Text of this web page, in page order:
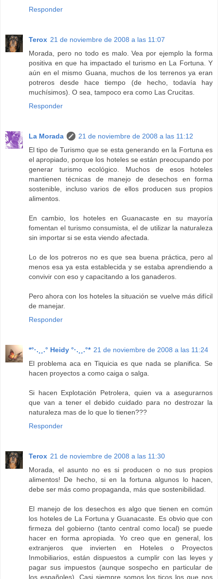
Responder
Terox 21 de noviembre de 2008 a las 11:07
Morada, pero no todo es malo. Vea por ejemplo la forma
positiva en que ha impactado el turismo en La Fortuna. Y
aún en el mismo Guana, muchos de los terrenos ya eran
potreros desde hace tiempo (de hecho, todavía hay
muchísimos). O sea, tampoco era como Las Crucitas.
Responder
La Morada
21 de noviembre de 2008 a las 11:12
El tipo de Turismo que se esta generando en la Fortuna es
el apropiado, porque los hoteles se están preocupando por
generar turismo ecológico. Muchos de esos hoteles
mantienen técnicas de manejo de desechos en forma
sostenible, incluso varios de ellos producen sus propios
alimentos.
En cambio, los hoteles en Guanacaste en su mayoría
fomentan el turismo consumista, el de utilizar la naturaleza
sin importar si se esta viendo afectada.
Lo de los potreros no es que sea buena práctica, pero al
menos esa ya esta establecida y se estaba aprendiendo a
convivir con eso y capacitando a los ganaderos.
Pero ahora con los hoteles la situación se vuelve más difícil
de manejar.
Responder
*°·.¸¸.° Heidy °·.¸¸.°* 21 de noviembre de 2008 a las 11:24
El problema aca en Tiquicia es que nada se planifica. Se
hacen proyectos a como caiga o salga.
Si hacen Explotación Petrolera, quien va a asegurarnos
que van a tener el debido cuidado para no destrozar la
naturaleza mas de lo que lo tienen???
Responder
Terox 21 de noviembre de 2008 a las 11:30
Morada, el asunto no es si producen o no sus propios
alimentos! De hecho, si en la fortuna algunos lo hacen,
debe ser más como propaganda, más que sostenibilidad.
El manejo de los desechos es algo que tienen en común
los hoteles de La Fortuna y Guanacaste. Es obvio que con
firmeza del gobierno (tanto central como local) se puede
hacer en forma apropiada. Yo creo que en general, los
extranjeros que invierten en Hoteles o Proyectos
Inmobiliarios, están dispuestos a cumplir con las leyes y
pagar sus impuestos (aunque sospecho en particular de
los españoles). Casi siempre somos los ticos los que nos